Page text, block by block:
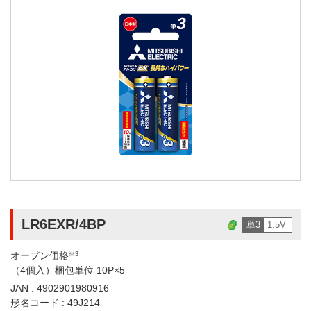
LR6EXR/4BP 単3 1.5V
オープン価格※3
（4個入）梱包単位 10P×5
JAN : 4902901980916
形名コード : 49J214